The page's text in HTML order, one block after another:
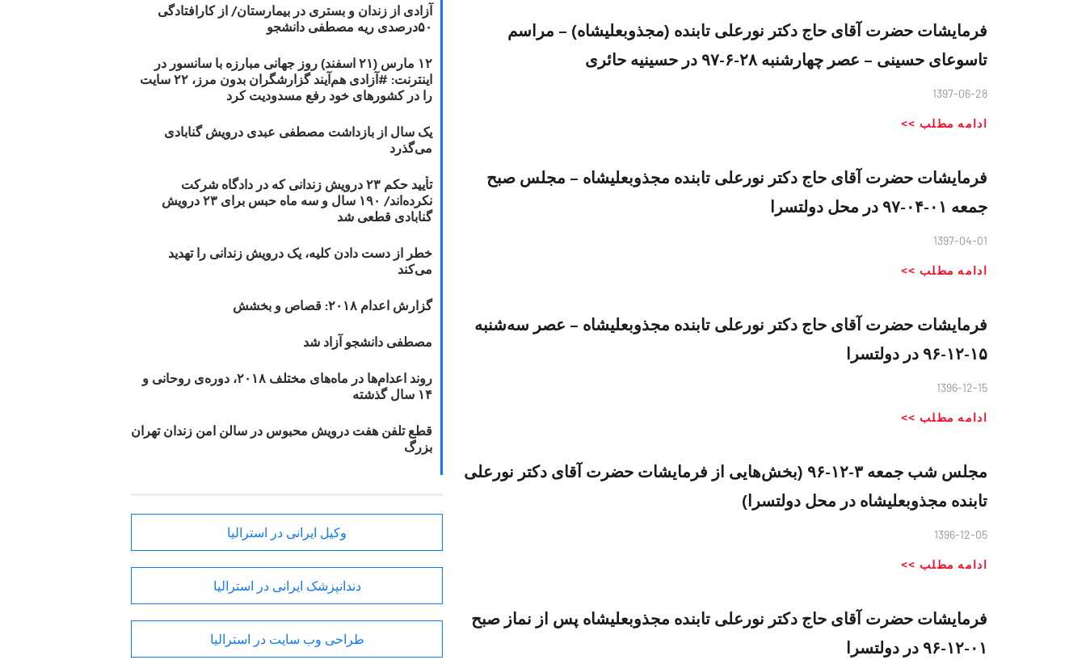
فرمايشات حضرت آقای حاج دكتر نورعلی تابنده (مجذوبعليشاه) – مراسم
تاسوعای حسینی – عصر چهارشنبه ۲۸-۶-۹۷ در حسینیه حائری
1397-06-28
ادامه مطلب >>
فرمایشات حضرت آقای حاج دکتر نورعلی تابنده مجذوبعلیشاه – مجلس صبح
جمعه ۰۱-۰۴-۹۷ در محل دولتسرا
1397-04-01
ادامه مطلب >>
فرمایشات حضرت آقای حاج دکتر نورعلی تابنده مجذوبعلیشاه – عصر سه‌شنبه
۱۵-۱۲-۹۶ در دولتسرا
1396-12-15
ادامه مطلب >>
مجلس شب جمعه ٣-۱۲-۹۶ (بخش‌هایی از فرمایشات حضرت آقای دکتر نورعلی
تابنده مجذوبعلیشاه در محل دولتسرا)
1396-12-05
ادامه مطلب >>
فرمایشات حضرت آقای حاج دکتر نورعلی تابنده مجذوبعلیشاه پس از نماز صبح
۰۱-۱۲-۹۶ در دولتسرا
آزادی از زندان و بستری در بیمارستان/ از کارافتادگی
۵۰درصدی ریه مصطفی دانشجو
۱۲ مارس (۲۱ اسفند) روز جهانی مبارزه با سانسور در
اینترنت: #آزادی هم‌آیند گزارشگران‌ بدون مرز، ۲۲ سایت
را در کشورهای خود رفع مسدودیت کرد
یک سال از بازداشت مصطفی عبدی درویش گنابادی
می‌گذرد
تأیید حکم ۲۳ درویش زندانی که در دادگاه شرکت
نکرده‌اند/ ۱۹۰ سال و سه ماه حبس برای ۲۳ درویش
گنابادی قطعی شد
خطر از دست دادن کلیه، یک درویش زندانی را تهدید
می‌کند
گزارش اعدام ۲۰۱۸: قصاص و بخشش
مصطفی دانشجو آزاد شد
روند اعدام‌ها در ماه‌های مختلف ۲۰۱۸، دوره‌ی روحانی و
۱۴ سال گذشته
قطع تلفن هفت درویش محبوس در سالن امن زندان تهران
بزرگ
وکیل ایرانی در استرالیا
دندانپزشک ایرانی در استرالیا
طراحی وب سایت در استرالیا